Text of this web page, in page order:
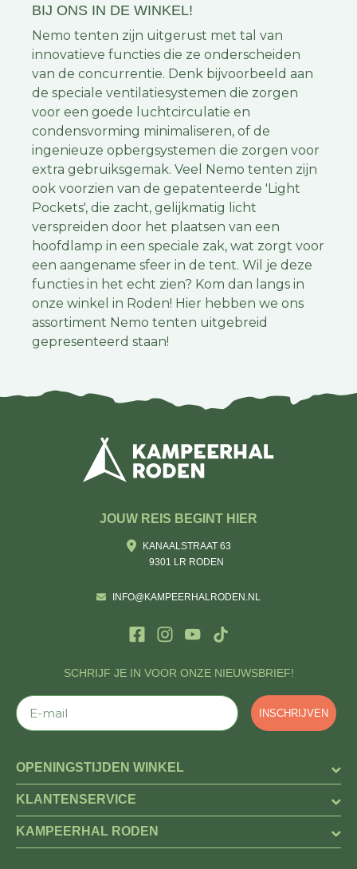
BIJ ONS IN DE WINKEL!
Nemo tenten zijn uitgerust met tal van
innovatieve functies die ze onderscheiden
van de concurrentie. Denk bijvoorbeeld aan
de speciale ventilatiesystemen die zorgen
voor een goede luchtcirculatie en
condensvorming minimaliseren, of de
ingenieuze opbergsystemen die zorgen voor
extra gebruiksgemak. Veel Nemo tenten zijn
ook voorzien van de gepatenteerde 'Light
Pockets', die zacht, gelijkmatig licht
verspreiden door het plaatsen van een
hoofdlamp in een speciale zak, wat zorgt voor
een aangename sfeer in de tent. Wil je deze
functies in het echt zien? Kom dan langs in
onze winkel in Roden! Hier hebben we ons
assortiment Nemo tenten uitgebreid
gepresenteerd staan!
SCHRIJF JE IN VOOR ONZE NIEUWSBRIEF!
E-mail
INSCHRIJVEN
JOUW REIS BEGINT HIER
KANAALSTRAAT 63
9301 LR RODEN
INFO@KAMPEERHALRODEN.NL
OPENINGSTIJDEN WINKEL
KLANTENSERVICE
KAMPEERHAL RODEN